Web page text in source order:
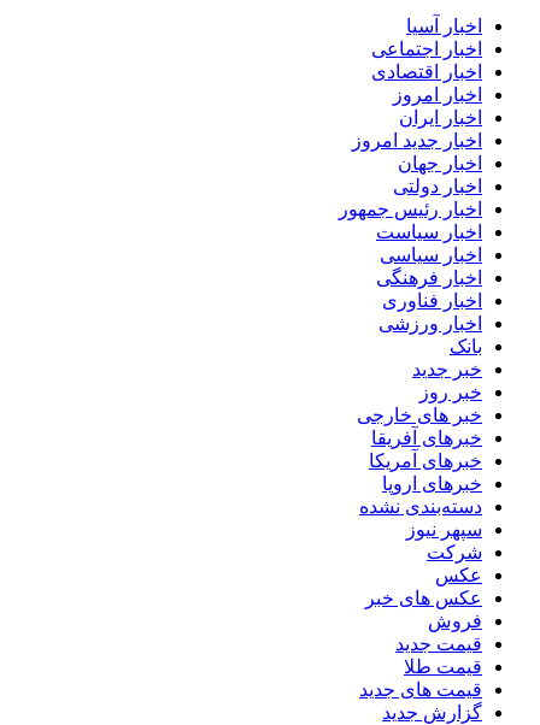
اخبار آسیا
اخبار اجتماعی
اخبار اقتصادی
اخبار امروز
اخبار ایران
اخبار جدید امروز
اخبار جهان
اخبار دولتی
اخبار رئیس جمهور
اخبار سیاست
اخبار سیاسی
اخبار فرهنگی
اخبار فناوری
اخبار ورزشی
بانک
خبر جدید
خبر روز
خبر های خارجی
خبرهای آفریقا
خبرهای آمریکا
خبرهای اروپا
دسته‌بندی نشده
سپهر نیوز
شرکت
عکس
عکس های خبر
فروش
قیمت جدید
قیمت طلا
قیمت های جدید
گزارش جدید